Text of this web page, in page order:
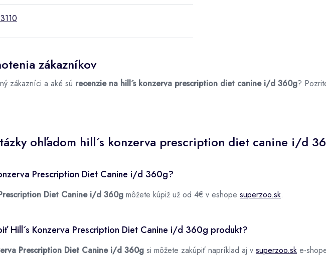
zákazníkov
zákazníci a aké sú recenzie na hill´s konzerva prescription diet canine i/d 360g?
ohľadom hill´s konzerva prescription diet canine i/d
Prescription Diet Canine i/d 360g?
Diet Canine i/d 360g môžete kúpiž už od 4€ v eshope superzoo.sk.
Hill´s Konzerva Prescription Diet Canine i/d 360g produkt?
Prescription Diet Canine i/d 360g si môžete zakúpiť napríklad aj v superzoo.sk e-